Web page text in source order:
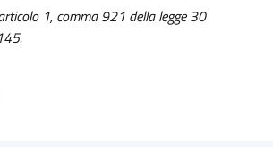
1, comma 921 della legge 30